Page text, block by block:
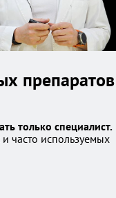
препаратов
только специалист.
часто используемых